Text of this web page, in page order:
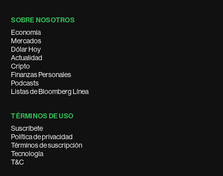
SOBRE NOSOTROS
Economía
Mercados
Dólar Hoy
Actualidad
Cripto
Finanzas Personales
Podcasts
Listas de Bloomberg Línea
TÉRMINOS DE USO
Suscríbete
Política de privacidad
Términos de suscripción
Tecnología
T&C